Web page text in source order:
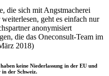
die sich mit Angstmacherei
geht es einfach nur
anonymisiert
die das Oneconsult-Team im
2018)
keine Niederlassung in der EU und
in der Schweiz.